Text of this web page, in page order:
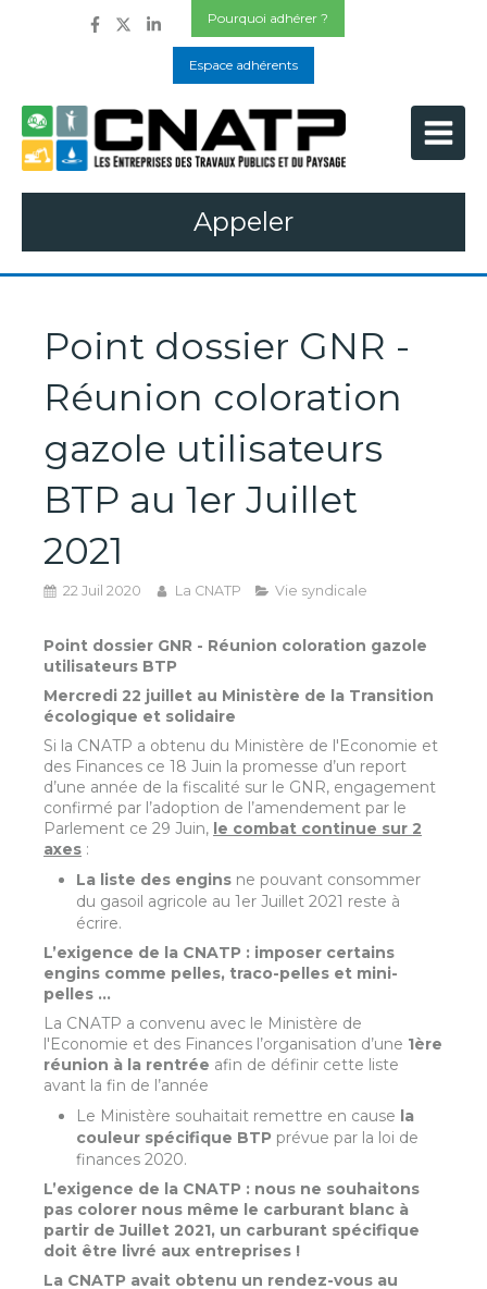
Pourquoi adhérer ?
Espace adhérents
Appeler
Point dossier GNR -
Réunion coloration
gazole utilisateurs
BTP au 1er Juillet
2021
22 Juil 2020 La CNATP Vie syndicale
Point dossier GNR - Réunion coloration gazole
utilisateurs BTP
Mercredi 22 juillet au Ministère de la Transition
écologique et solidaire
Si la CNATP a obtenu du Ministère de l'Economie et
des Finances ce 18 Juin la promesse d’un report
d’une année de la fiscalité sur le GNR, engagement
confirmé par l’adoption de l’amendement par le
Parlement ce 29 Juin, le combat continue sur 2
axes :
La liste des engins ne pouvant consommer
du gasoil agricole au 1er Juillet 2021 reste à
écrire.
L’exigence de la CNATP : imposer certains
engins comme pelles, traco-pelles et mini-
pelles …
La CNATP a convenu avec le Ministère de
l'Economie et des Finances l’organisation d’une 1ère
réunion à la rentrée afin de définir cette liste
avant la fin de l’année
Le Ministère souhaitait remettre en cause la
couleur spécifique BTP prévue par la loi de
finances 2020.
L’exigence de la CNATP : nous ne souhaitons
pas colorer nous même le carburant blanc à
partir de Juillet 2021, un carburant spécifique
doit être livré aux entreprises !
La CNATP avait obtenu un rendez-vous au